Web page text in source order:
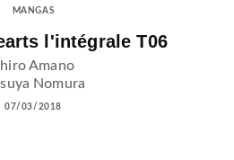
MANGAS
l'intégrale T06
Amano
Nomura
07/03/2018